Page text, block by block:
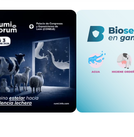
de InLac.
de Sanidad Animal
del SUAT-VISAVET-
del SUAT-VISAVET-
del IGM-CSIC-
IRTA.
de la APPB.